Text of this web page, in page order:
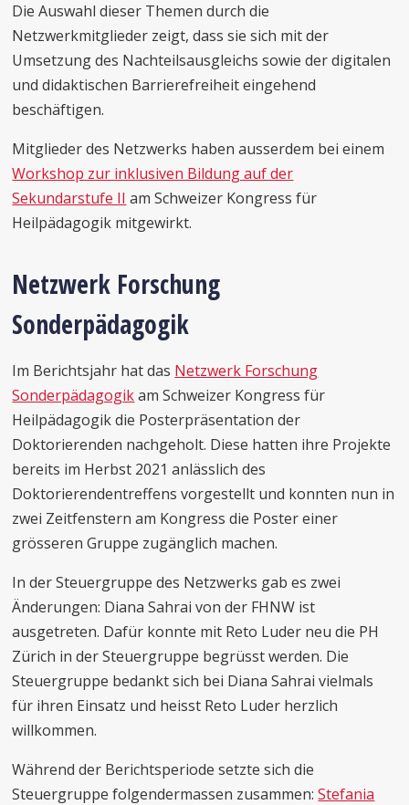
Die Auswahl dieser Themen durch die
Netzwerkmitglieder zeigt, dass sie sich mit der
Umsetzung des Nachteilsausgleichs sowie der digitalen
und didaktischen Barrierefreiheit eingehend
beschäftigen.
Mitglieder des Netzwerks haben ausserdem bei einem
Workshop zur inklusiven Bildung auf der
Sekundarstufe II am Schweizer Kongress für
Heilpädagogik mitgewirkt.
Netzwerk Forschung
Sonderpädagogik
Im Berichtsjahr hat das Netzwerk Forschung
Sonderpädagogikam Schweizer Kongress für
Heilpädagogik die Posterpräsentation der
Doktorierenden nachgeholt. Diese hatten ihre Projekte
bereits im Herbst 2021 anlässlich des
Doktorierendentreffens vorgestellt und konnten nun in
zwei Zeitfenstern am Kongress die Poster einer
grösseren Gruppe zugänglich machen.
In der Steuergruppe des Netzwerks gab es zwei
Änderungen: Diana Sahrai von der FHNW ist
ausgetreten. Dafür konnte mit Reto Luder neu die PH
Zürich in der Steuergruppe begrüsst werden. Die
Steuergruppe bedankt sich bei Diana Sahrai vielmals
für ihren Einsatz und heisst Reto Luder herzlich
willkommen.
Während der Berichtsperiode setzte sich die
Steuergruppe folgendermassen zusammen:Stefania